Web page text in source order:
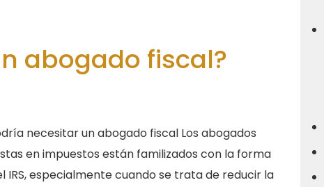
abogado fiscal?
necesitar un abogado fiscal Los abogados
en impuestos están familizados con la forma
IRS, especialmente cuando se trata de reducir la